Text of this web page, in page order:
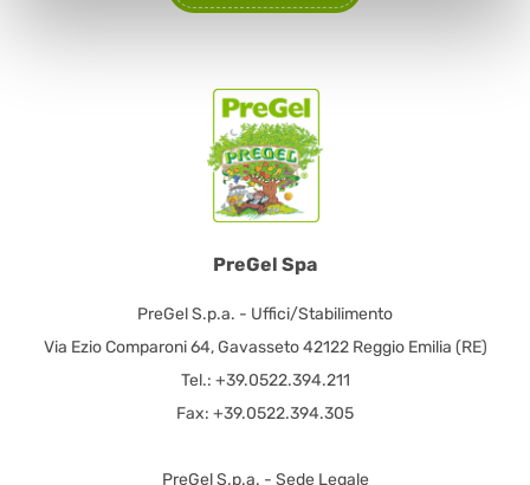
PreGel Spa
PreGel S.p.a. - Uffici/Stabilimento
Via Ezio Comparoni 64, Gavasseto 42122 Reggio Emilia (RE)
Tel.: +39.0522.394.211
Fax: +39.0522.394.305
PreGel S.p.a. - Sede Legale